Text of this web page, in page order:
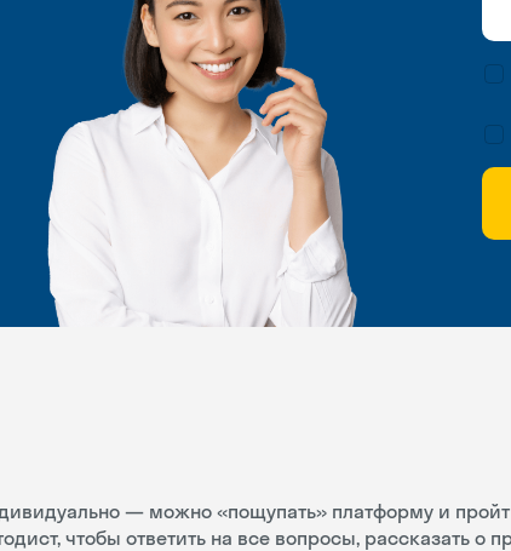
— можно «пощупать» платформу и
чтобы ответить на все вопросы, рассказать о